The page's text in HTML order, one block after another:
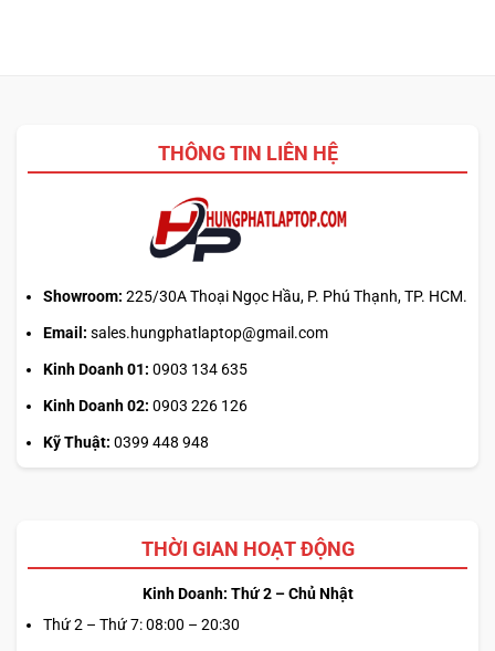
THÔNG TIN LIÊN HỆ
Showroom: 225/30A Thoại Ngọc Hầu, P. Phú Thạnh, TP. HCM.
Email: sales.hungphatlaptop@gmail.com
Kinh Doanh 01: 0903 134 635
Kinh Doanh 02: 0903 226 126
Kỹ Thuật: 0399 448 948
THỜI GIAN HOẠT ĐỘNG
Kinh Doanh: Thứ 2 – Chủ Nhật
Thứ 2 – Thứ 7: 08:00 – 20:30